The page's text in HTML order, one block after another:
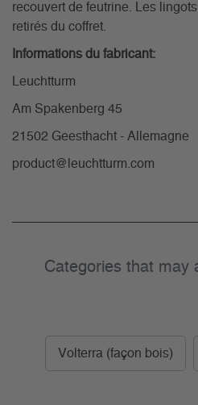
recouvert de feutrine. Les
retirés du coffret.
Informations du fabricant:
Leuchtturm
Am Spakenberg 45
21502 Geesthacht - Allemagne
product@leuchtturm.com
Categories that may
Volterra (façon bois)